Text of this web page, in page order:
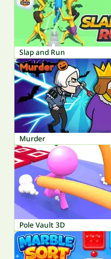
Slap and Run
Murder
Pole Vault 3D